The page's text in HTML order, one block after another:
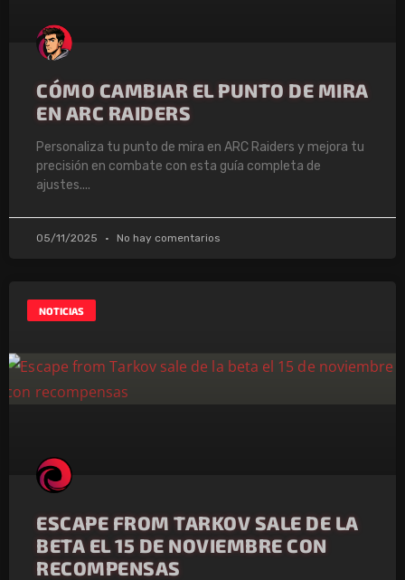
CÓMO CAMBIAR EL PUNTO DE MIRA
EN ARC RAIDERS
Personaliza tu punto de mira en ARC Raiders y mejora tu
precisión en combate con esta guía completa de
ajustes.
05/11/2025 No hay comentarios
NOTICIAS
ESCAPE FROM TARKOV SALE DE LA
BETA EL 15 DE NOVIEMBRE CON
RECOMPENSAS